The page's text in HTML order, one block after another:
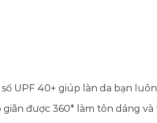
UPF 40+ giúp làn da bạn
được 360* làm tôn dáng và